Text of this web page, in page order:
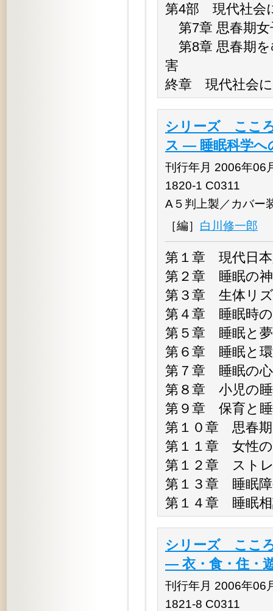
第4部 現代社会
第7章 思春期
第8章 思春期を
害
終章 現代社会に
シリーズ ここ
ス ― 睡眠科学へ
刊行年月 2006年06
1820-1 C0311
A５判上製／カバー
［編］ 白川修一郎
第１章 現代日本
第２章 睡眠の
第３章 生体リ
第４章 睡眠
第５章 睡眠
第６章
第７章 睡
第８章 小児
第９章
第１０章 思春
第１１章 女
第１２章
第１３
第１４章 睡眠相
シリーズ ここ
― 衣・食・住・
刊行年月 2006年06
1821-8 C0311